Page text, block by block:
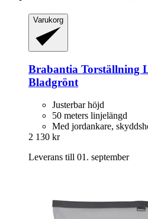
Varukorg
Brabantia Torställning
Bladgrönt
Justerbar höjd
50 meters linjelängd
Med jordankare,
2 130 kr
Leverans till 01. september